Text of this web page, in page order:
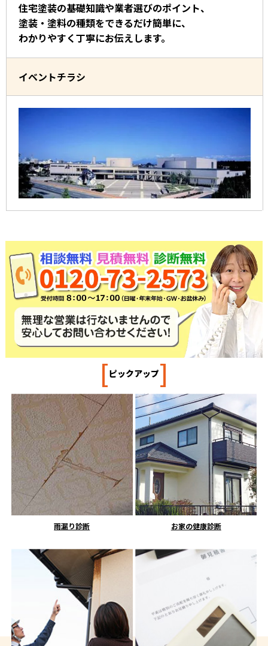
住宅塗装の基礎知識や業者選びのポイント、
塗装・塗料の種類をできるだけ簡単に、
わかりやすく丁寧にお伝えします。
イベントチラシ
[ピックアップ]
雨漏り診断 お家の健康診断